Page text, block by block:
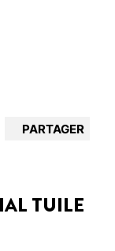
PARTAGER
TUILE